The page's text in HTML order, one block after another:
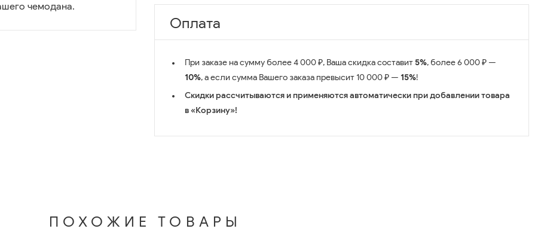
чемодана.
Оплата
При заказе на сумму более 4 000 ₽, Ваша скидка составит5%, более 6 000 ₽ —
10%, а если сумма Вашего заказа превысит 10 000 ₽ — 15%!
Скидки рассчитываются и применяются автоматически при добавлении товара
в «Корзину»!
ПОХОЖИЕ ТОВАРЫ